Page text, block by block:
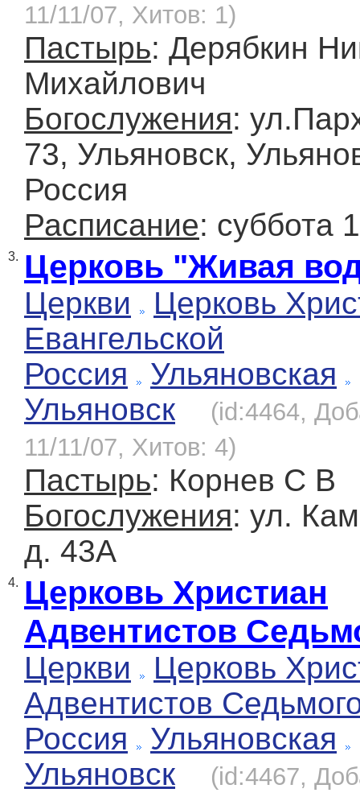
11/11/07, Хитов: 1)
Пастырь: Дерябкин
Михайлович
Богослужения:
73, Ульяновск,
Россия
Расписание: суббота
3. Церковь "Живая
Церкви
Церковь
Евангельской
Россия
Ульяновская
Ульяновск
(id:4464,
11/11/07, Хитов: 4)
Пастырь: Корнев С В
Богослужения: ул.
д. 43А
4. Церковь Христиан
Адвентистов
Церкви
Церковь
Адвентистов
Россия
Ульяновская
Ульяновск
(id:4467,